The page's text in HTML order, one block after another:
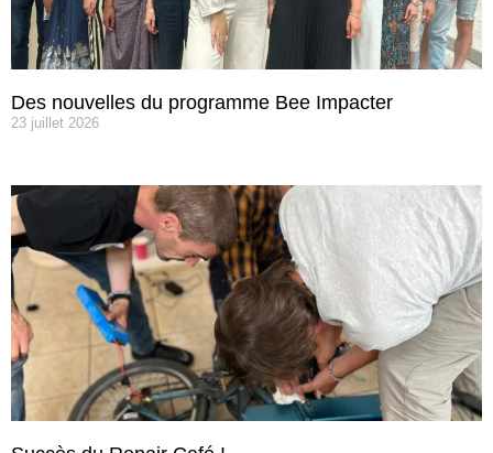
Des nouvelles du programme Bee Impacter
23 juillet 2026